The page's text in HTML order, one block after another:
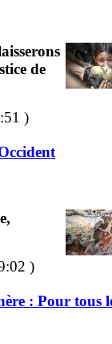
de
)
)
: Pour tous